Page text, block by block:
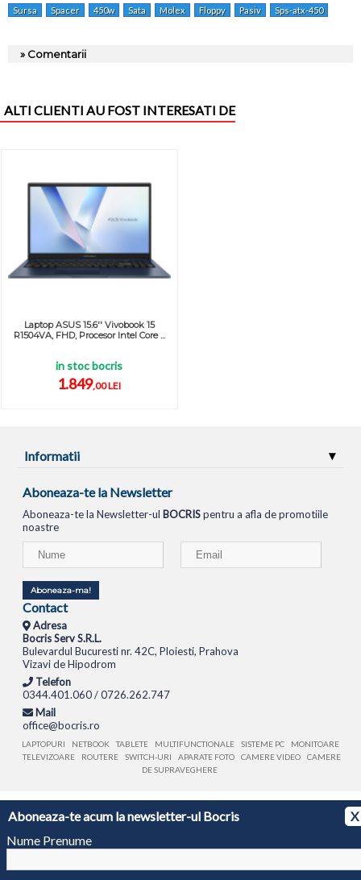
Aboneaza-te acum la newsletter-ul Bocris
X
Nume Prenume
Sursa Spacer 450w Sata Molex Floppy Pasiv Sps-atx-450
» Comentarii
ALTI CLIENTI AU FOST INTERESATI DE
Laptop ASUS 15.6'' Vivobook 15
R1504VA, FHD, Procesor Intel Core ...
in stoc bocris
1.849,00 LEI
Informatii
Aboneaza-te la Newsletter
Aboneaza-te la Newsletter-ul BOCRISpentru a afla de promotiile
noastre
Aboneaza-ma!
Contact
Adresa
Bocris Serv S.R.L.
Bulevardul Bucuresti nr. 42C, Ploiesti, Prahova
Vizavi de Hipodrom
Telefon
0344.401.060 / 0726.262.747
Mail
office@bocris.ro
LAPTOPURI NETBOOK TABLETE MULTIFUNCTIONALE SISTEME PC
MONITOARE
TELEVIZOARE
ROUTERE SWITCH-URI APARATE FOTO CAMERE VIDEO
CAMERE
DE SUPRAVEGHERE